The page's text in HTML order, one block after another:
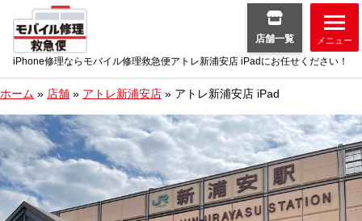
iPhone修理ならモバイル修理救急便アトレ新浦安店 iPadにお任せください！
店舗一覧 メニュー
ホーム » 店舗 » アトレ新浦安店 » アトレ新浦安店 iPad